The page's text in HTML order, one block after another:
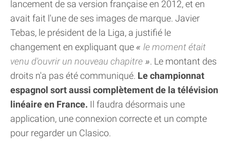
lancement de sa version française en 2012, et en
avait fait l'une de ses images de marque. Javier
Tebas, le président de la Liga, a justifié le
changement en expliquant que
le moment était
venu d'ouvrir un nouveau chapitre
. Le montant des
droits n'a pas été communiqué. Le championnat
espagnol sort aussi complètement de la télévision
linéaire en France. Il faudra désormais une
application, une connexion correcte et un compte
pour regarder un Clasico.